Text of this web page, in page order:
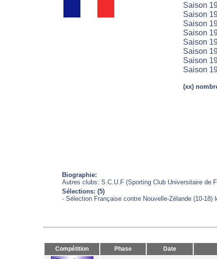
Saison
Saison
Saison
Saison
Saison
Saison
Saison
Saison
(xx)
Biographie:
Autres clubs: S.C.U.F (Sporting Club Universitaire de
Sélections: (5)
- Sélection Française contre Nouvelle-Zélande (10-18)
Compétition Phase Date